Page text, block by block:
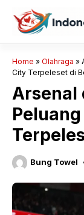
Langsung
Home » Olahraga »
City Terpeleset di
Arsenal
Bung Towel